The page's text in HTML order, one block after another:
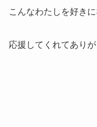
こんなわたしを好きに
応援してくれてあり